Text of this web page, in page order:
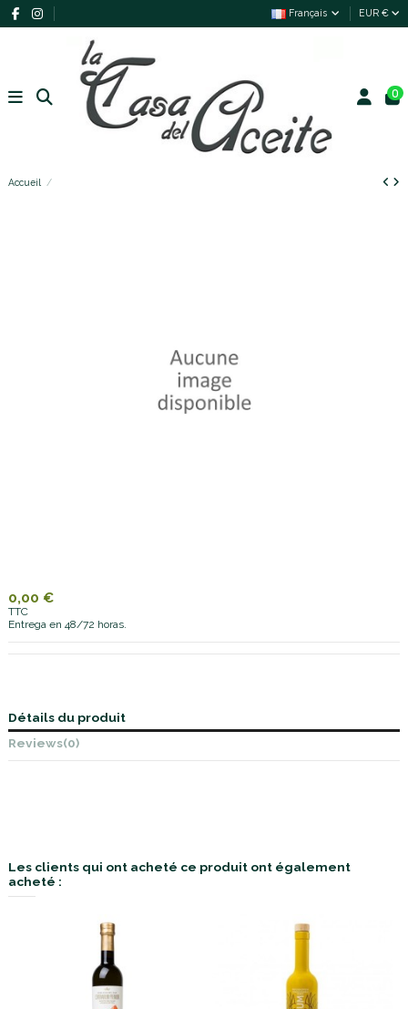
Français EUR €
0
Accueil
0,00 €
TTC
Entrega en 48/72 horas.
Détails du produit
Reviews(0)
Les clients qui ont acheté ce produit ont également
acheté :